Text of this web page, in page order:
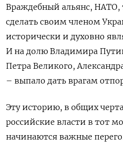
Враждебный альянс, НАТО,
сделать своим членом
исторически и духовно
И на долю Владимира
Петра Великого,
– выпало дать врагам
Эту историю, в общих
российские власти в тот
начинаются важные